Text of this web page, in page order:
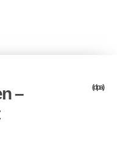
–
(dpa)